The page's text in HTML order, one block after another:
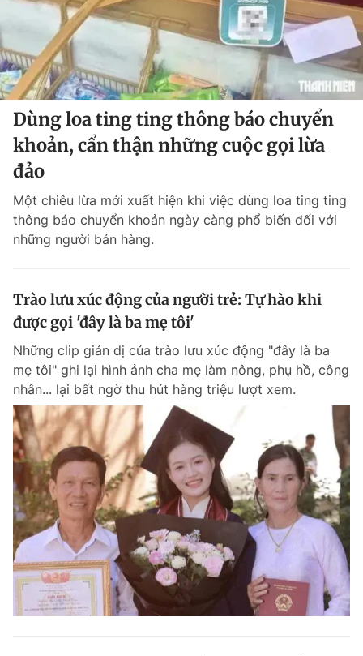
Chuyên mục khác
Chào ngày mới Tin 24h
Tin thị trường Tin 360
Video Magazine
Sản phẩm khác
Tiện ích Bạn cần biết
Đọc Thanh Niên trên điện thoại
Theo dõi báo trên
Hotline
0906 645 777
Liên hệ quảng cáo
0908 780 404
Đặt báo Quảng cáo RSS Tòa soạn Chính sách bảo
Tin đã xem
Đăng xuất
Dùng loa ting ting thông báo chuyển
khoản, cẩn thận những cuộc gọi lừa
đảo
Một chiêu lừa mới xuất hiện khi việc dùng loa ting ting
thông báo chuyển khoản ngày càng phổ biến đối với
những người bán hàng.
Trào lưu xúc động của người trẻ: Tự hào khi
được gọi 'đây là ba mẹ tôi'
Những clip giản dị của trào lưu xúc động "đây là ba
mẹ tôi" ghi lại hình ảnh cha mẹ làm nông, phụ hồ, công
nhân... lại bất ngờ thu hút hàng triệu lượt xem.